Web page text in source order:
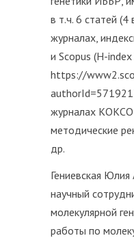
в т.ч. 6 статей
журналах,
и Scopus (H-
https://
журналах
методические
др.
Гениевская
научный
молекулярной
работы по